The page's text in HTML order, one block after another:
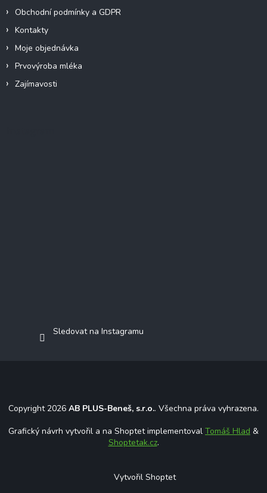
Obchodní podmínky a GDPR
Kontakty
Moje objednávka
Prvovýroba mléka
Zajímavosti
Sledovat na Instagramu
Copyright 2026 AB PLUS-Beneš, s.r.o.. Všechna práva vyhrazena.
Grafický návrh vytvořil a na Shoptet implementoval Tomáš Hlad &
Shoptetak.cz.
Vytvořil Shoptet